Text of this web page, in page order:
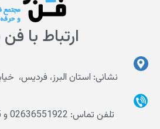
ارتباط با فن
نشانی: استان البرز، فردیس، خیابان 29
تلفن تماس: 02636551922 و 02636544875